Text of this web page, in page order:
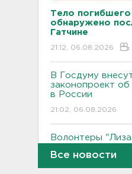
Тело погибшего
обнаружено
Гатчине
21:12, 06.08.2026
В Госдуму
законопроект
в России
21:02, 06.08.2026
Волонтеры
Ленобласти и
Все новости